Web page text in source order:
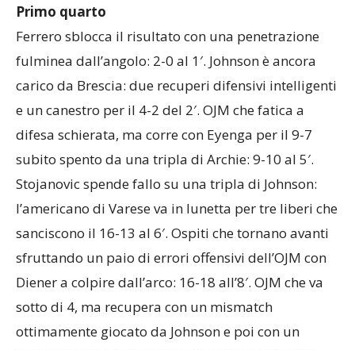
Primo quarto
Ferrero sblocca il risultato con una penetrazione
fulminea dall’angolo: 2-0 al 1′. Johnson è ancora
carico da Brescia: due recuperi difensivi intelligenti
e un canestro per il 4-2 del 2′. OJM che fatica a
difesa schierata, ma corre con Eyenga per il 9-7
subito spento da una tripla di Archie: 9-10 al 5′.
Stojanovic spende fallo su una tripla di Johnson:
l’americano di Varese va in lunetta per tre liberi che
sanciscono il 16-13 al 6′. Ospiti che tornano avanti
sfruttando un paio di errori offensivi dell’OJM con
Diener a colpire dall’arco: 16-18 all’8′. OJM che va
sotto di 4, ma recupera con un mismatch
ottimamente giocato da Johnson e poi con un